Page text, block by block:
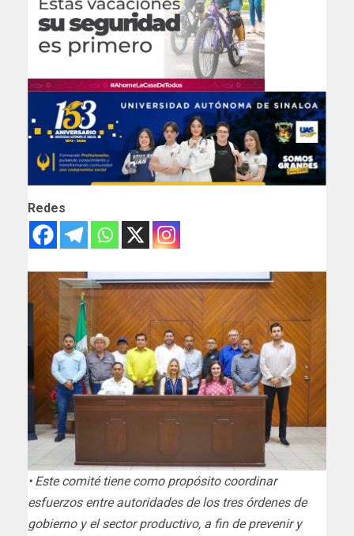
Redes
• Este comité tiene como propósito coordinar
esfuerzos entre autoridades de los tres órdenes de
gobierno y el sector productivo, a fin de prevenir y